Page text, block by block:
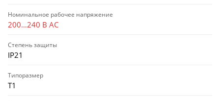
Номинальное рабочее напряжение
200…240 В AC
Степень защиты
IP21
Типоразмер
Т1